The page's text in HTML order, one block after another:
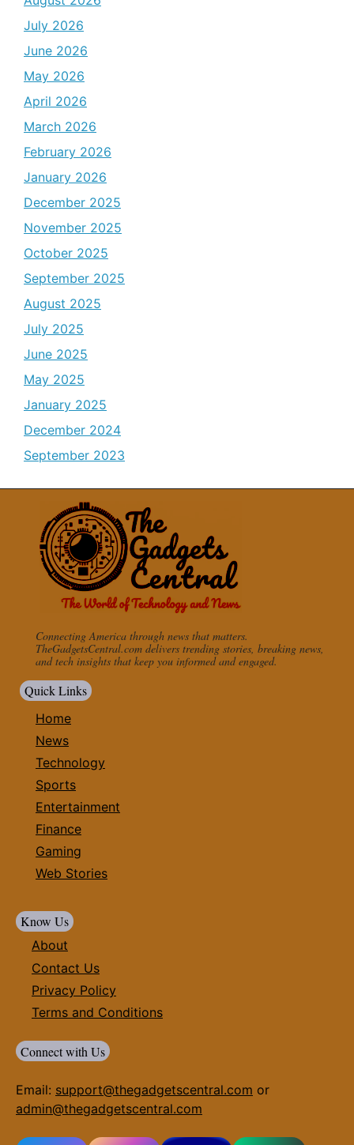
July 2026
June 2026
May 2026
April 2026
March 2026
February 2026
January 2026
December 2025
November 2025
October 2025
September 2025
August 2025
July 2025
June 2025
May 2025
January 2025
December 2024
September 2023
Connecting America through news that matters.
TheGadgetsCentral.com delivers trending stories, breaking news,
and tech insights that keep you informed and engaged.
Quick Links
Home
News
Technology
Sports
Entertainment
Finance
Gaming
Web Stories
Know Us
About
Contact Us
Privacy Policy
Terms and Conditions
Connect with Us
Email: support@thegadgetscentral.com or
admin@thegadgetscentral.com